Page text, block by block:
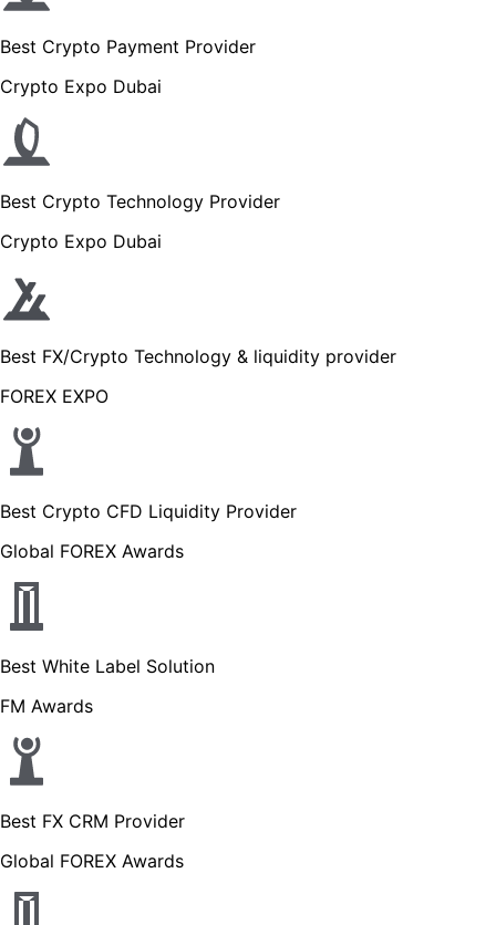
Best Crypto Payment Provider
Crypto Expo Dubai
Best Crypto Technology Provider
Crypto Expo Dubai
Best FX/Crypto Technology & liquidity provider
FOREX EXPO
Best Crypto CFD Liquidity Provider
Global FOREX Awards
Best White Label Solution
FM Awards
Best FX CRM Provider
Global FOREX Awards